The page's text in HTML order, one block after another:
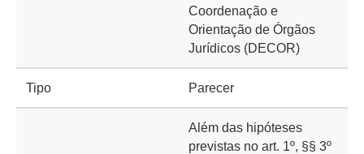
Coordenação e
Orientação de Órgãos
Jurídicos (DECOR)
Tipo Parecer
Além das hipóteses
previstas no art. 1º, §§ 3º